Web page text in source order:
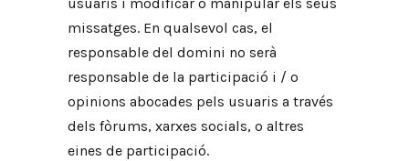
missatges. En qualsevol cas, el
responsable del domini no serà
responsable de la participació i / o
opinions abocades pels usuaris a través
dels fòrums, xarxes socials, o altres
eines de participació.